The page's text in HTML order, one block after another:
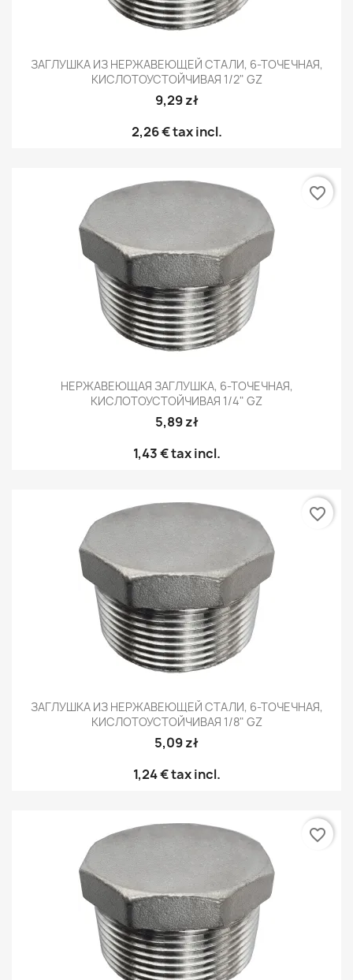
ЗАГЛУШКА ИЗ НЕРЖАВЕЮЩЕЙ СТАЛИ, 6-ТОЧЕЧНАЯ,
КИСЛОТОУСТОЙЧИВАЯ 1/2" GZ
9,29 zł
2,26 €tax incl.
НЕРЖАВЕЮЩАЯ ЗАГЛУШКА, 6-ТОЧЕЧНАЯ,
КИСЛОТОУСТОЙЧИВАЯ 1/4" GZ
5,89 zł
1,43 €tax incl.
favorite_border
ЗАГЛУШКА ИЗ НЕРЖАВЕЮЩЕЙ СТАЛИ, 6-ТОЧЕЧНАЯ,
КИСЛОТОУСТОЙЧИВАЯ 1/8" GZ
5,09 zł
1,24 €tax incl.
favorite_border
favorite_border